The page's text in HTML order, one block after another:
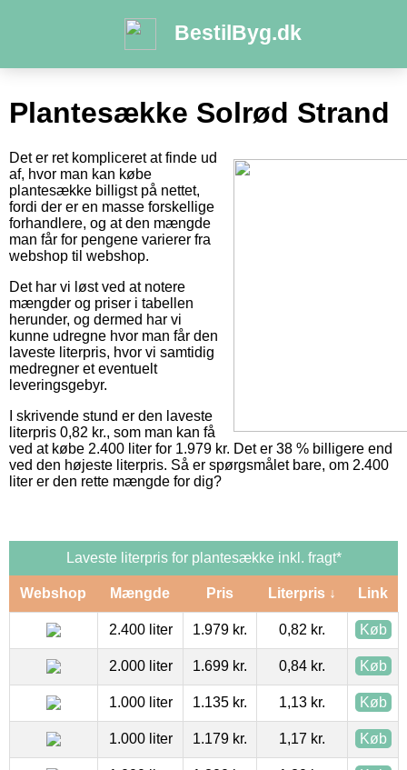
BestilByg.dk
Plantesække Solrød Strand
Det er ret kompliceret at finde ud
af, hvor man kan købe
plantesække billigst på nettet,
fordi der er en masse forskellige
forhandlere, og at den mængde
man får for pengene varierer fra
webshop til webshop.
Det har vi løst ved at notere
mængder og priser i tabellen
herunder, og dermed har vi
kunne udregne hvor man får den
laveste literpris, hvor vi samtidig
medregner et eventuelt
leveringsgebyr.
I skrivende stund er den laveste
literpris 0,82 kr., som man kan få
ved at købe 2.400 liter for 1.979 kr. Det er 38 % billigere end
ved den højeste literpris. Så er spørgsmålet bare, om 2.400
liter er den rette mængde for dig?
Laveste literpris for plantesække inkl. fragt*
Webshop Mængde Pris Literpris ↓ Link
2.400 liter 1.979 kr. 0,82 kr. Køb
2.000 liter 1.699 kr. 0,84 kr. Køb
1.000 liter 1.135 kr. 1,13 kr. Køb
1.000 liter 1.179 kr. 1,17 kr. Køb